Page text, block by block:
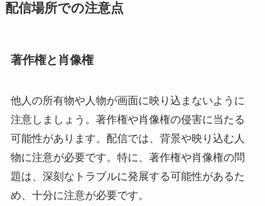
配信場所での注意点
著作権と肖像権
他人の所有物や人物が画面に映り込まないように
注意しましょう。著作権や肖像権の侵害に当たる
可能性があります。配信では、背景や映り込む人
物に注意が必要です。特に、著作権や肖像権の問
題は、深刻なトラブルに発展する可能性があるた
め、十分に注意が必要です。